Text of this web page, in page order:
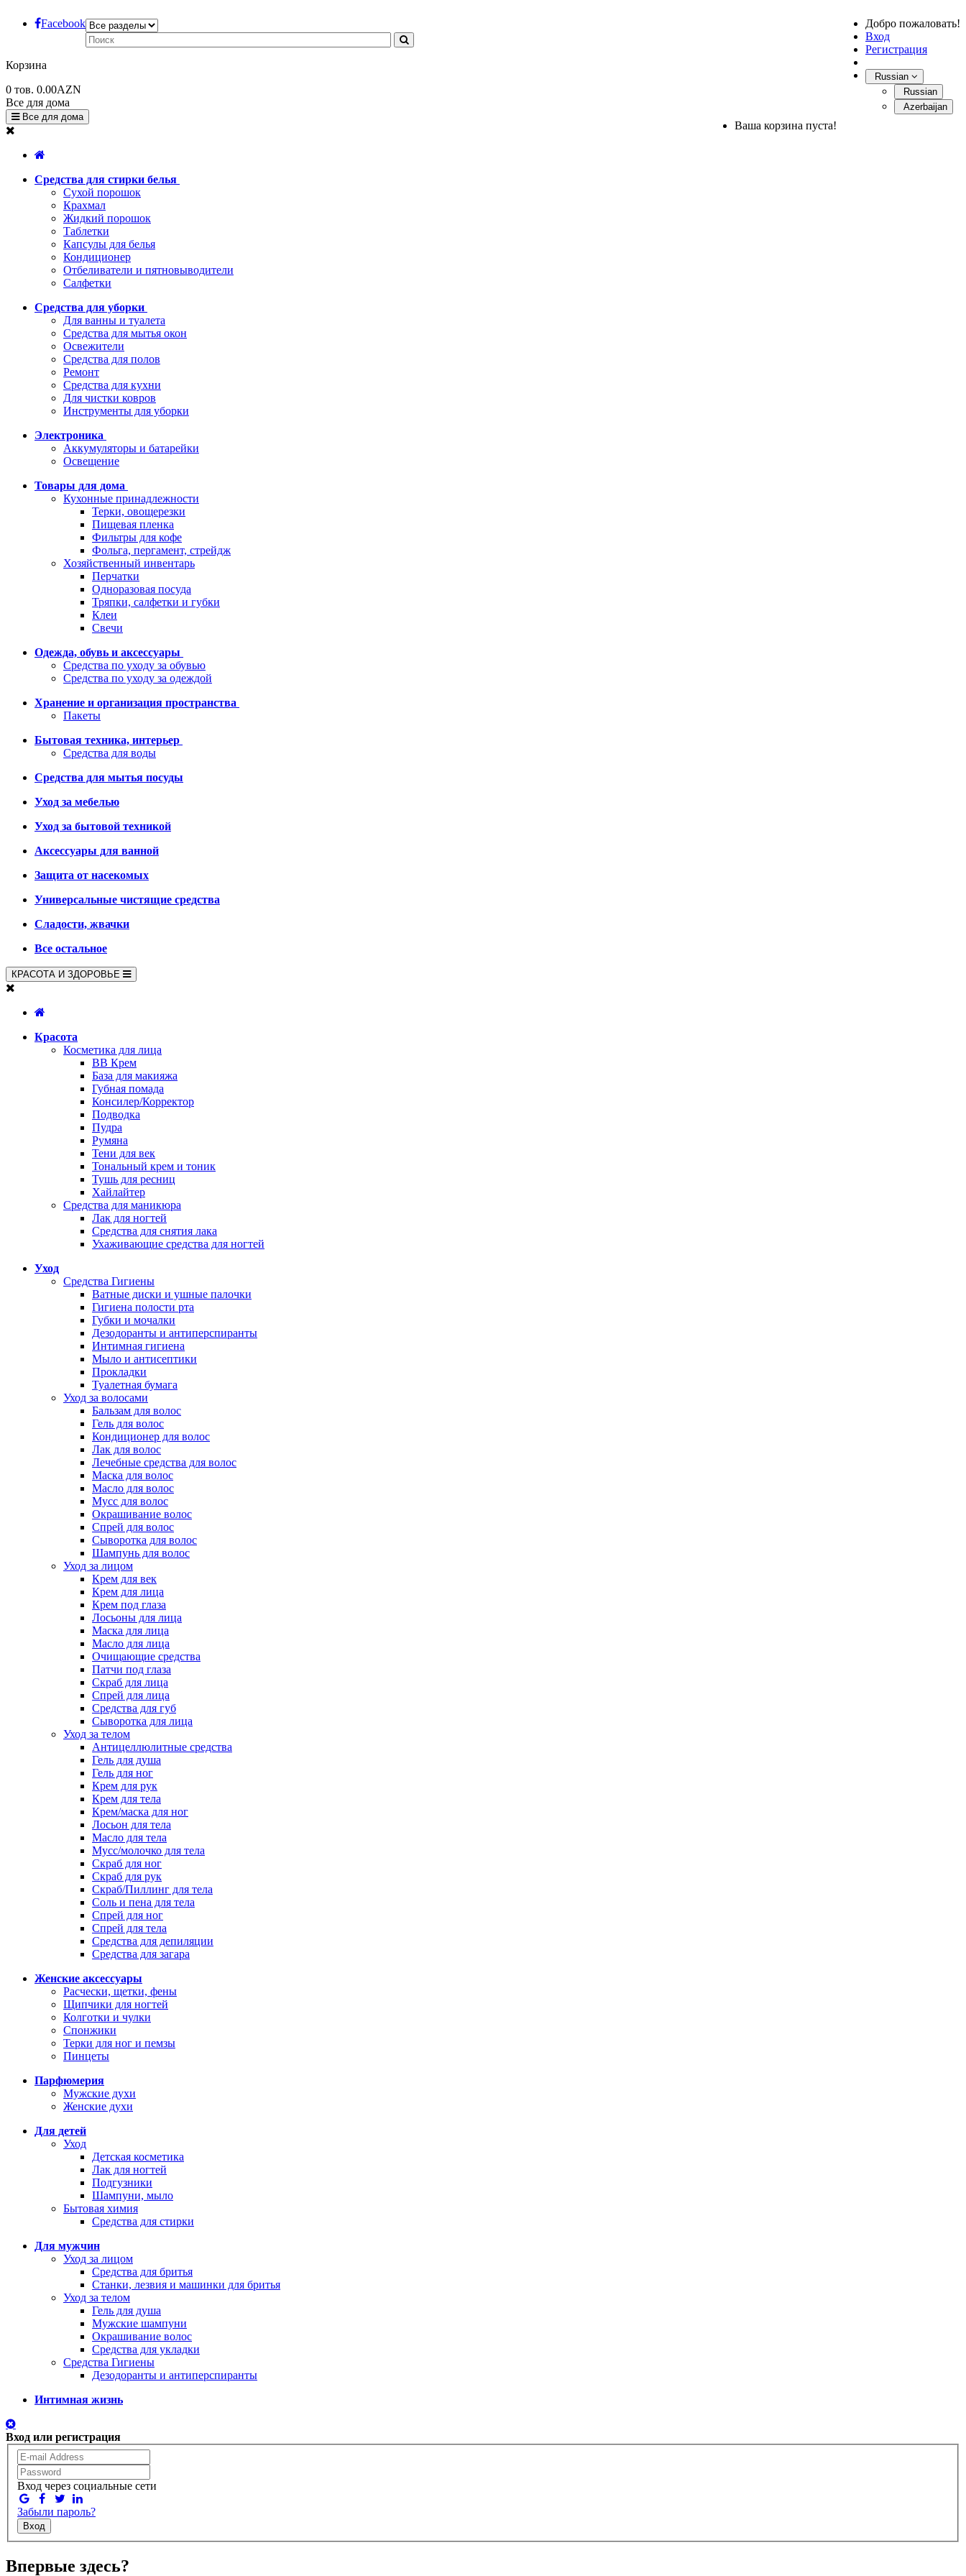
Facebook
Добро пожаловать!
Вход
Регистрация
Russian
Russian
Azerbaijan
Корзина
0 тов. 0.00AZN
Ваша корзина пуста!
Все для дома
Все для дома
Средства для стирки белья
Сухой порошок
Крахмал
Жидкий порошок
Таблетки
Капсулы для белья
Кондиционер
Отбеливатели и пятновыводители
Салфетки
Средства для уборки
Для ванны и туалета
Средства для мытья окон
Освежители
Средства для полов
Ремонт
Средства для кухни
Для чистки ковров
Инструменты для уборки
Электроника
Аккумуляторы и батарейки
Освещение
Товары для дома
Кухонные принадлежности
Терки, овощерезки
Пищевая пленка
Фильтры для кофе
Фольга, пергамент, стрейдж
Хозяйственный инвентарь
Перчатки
Одноразовая посуда
Тряпки, салфетки и губки
Клеи
Свечи
Одежда, обувь и аксессуары
Средства по уходу за обувью
Средства по уходу за одеждой
Хранение и организация пространства
Пакеты
Бытовая техника, интерьер
Средства для воды
Средства для мытья посуды
Уход за мебелью
Уход за бытовой техникой
Аксессуары для ванной
Защита от насекомых
Универсальные чистящие средства
Сладости, жвачки
Все остальное
КРАСОТА И ЗДОРОВЬЕ
Красота
Косметика для лица
BB Крем
База для макияжа
Губная помада
Консилер/Корректор
Подводка
Пудра
Румяна
Тени для век
Тональный крем и тоник
Тушь для ресниц
Хайлайтер
Средства для маникюра
Лак для ногтей
Средства для снятия лака
Ухаживающие средства для ногтей
Уход
Средства Гигиены
Ватные диски и ушные палочки
Гигиена полости рта
Губки и мочалки
Дезодоранты и антиперспиранты
Интимная гигиена
Мыло и антисептики
Прокладки
Туалетная бумага
Уход за волосами
Бальзам для волос
Гель для волос
Кондиционер для волос
Лак для волос
Лечебные средства для волос
Маска для волос
Масло для волос
Мусс для волос
Окрашивание волос
Спрей для волос
Сыворотка для волос
Шампунь для волос
Уход за лицом
Крем для век
Крем для лица
Крем под глаза
Лосьоны для лица
Маска для лица
Масло для лица
Очищающие средства
Патчи под глаза
Скраб для лица
Спрей для лица
Средства для губ
Сыворотка для лица
Уход за телом
Антицеллюлитные средства
Гель для душа
Гель для ног
Крем для рук
Крем для тела
Крем/маска для ног
Лосьон для тела
Масло для тела
Мусс/молочко для тела
Скраб для ног
Скраб для рук
Скраб/Пиллинг для тела
Соль и пена для тела
Спрей для ног
Спрей для тела
Средства для депиляции
Средства для загара
Женские аксессуары
Расчески, щетки, фены
Щипчики для ногтей
Колготки и чулки
Спонжики
Терки для ног и пемзы
Пинцеты
Парфюмерия
Мужские духи
Женские духи
Для детей
Уход
Детская косметика
Лак для ногтей
Подгузники
Шампуни, мыло
Бытовая химия
Средства для стирки
Для мужчин
Уход за лицом
Средства для бритья
Станки, лезвия и машинки для бритья
Уход за телом
Гель для душа
Мужские шампуни
Окрашивание волос
Средства для укладки
Средства Гигиены
Дезодоранты и антиперспиранты
Интимная жизнь
Вход или регистрация
Вход через социальные сети
Забыли пароль?
Вход
Впервые здесь?